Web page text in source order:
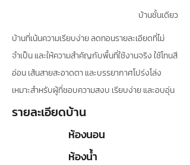
บ้านชั้นเดียว
บ้านที่เน้นความเรียบง่าย ลดทอนรายละเอียดที่ไม่
จำเป็น และให้ความสำคัญกับพื้นที่ใช้งานจริง ใช้โทนสี
อ่อน เส้นสายสะอาดตา และบรรยากาศโปร่งโล่ง
เหมาะสำหรับผู้ที่ชอบความสงบ เรียบง่าย และอบอุ่น
รายละเอียดบ้าน
ห้องนอน
ห้องน้ำ